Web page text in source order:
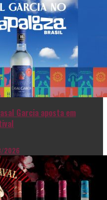
Garcia aposta em
2026